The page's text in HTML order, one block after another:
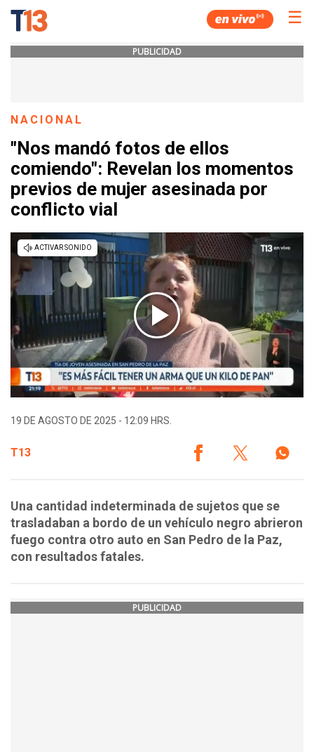
☰
PUBLICIDAD
NACIONAL
"Nos mandó fotos de ellos
comiendo": Revelan los momentos
previos de mujer asesinada por
conflicto vial
19 DE AGOSTO DE 2025 - 12:09 HRS.
T13
Una cantidad indeterminada de sujetos que se
trasladaban a bordo de un vehículo negro abrieron
fuego contra otro auto en San Pedro de la Paz,
con resultados fatales.
PUBLICIDAD